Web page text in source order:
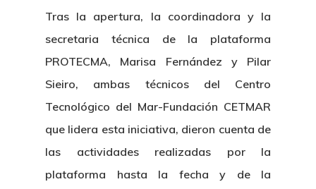
Tras la apertura, la coordinadora y la
secretaria técnica de la plataforma
PROTECMA, Marisa Fernández y Pilar
Sieiro, ambas técnicos del Centro
Tecnológico del Mar-Fundación CETMAR
que lidera esta iniciativa, dieron cuenta de
las actividades realizadas por la
plataforma hasta la fecha y de la